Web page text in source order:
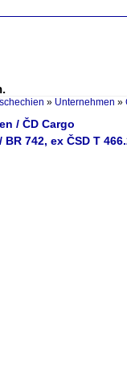
» Unternehmen »
/ ČD Cargo
742, ex ČSD T